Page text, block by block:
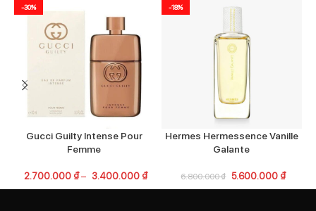
-30%
Gucci Guilty Intense Pour
Femme
2.700.000 ₫– 3.400.000 ₫
-18%
Hermes Hermessence Vanille
Galante
6.800.000₫ 5.600.000 ₫